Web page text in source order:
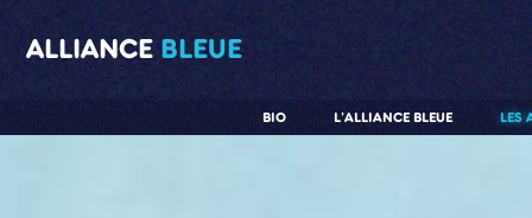
ALLIANCE BLEUE
LES
L'ALLIANCE BLEUE
BIO